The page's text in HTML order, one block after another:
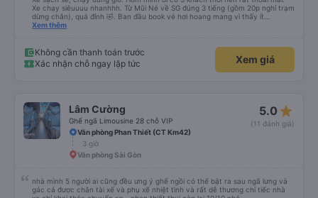
Xe chạy siêuuuu nhanhhh. Từ Mũi Né về SG đúng 3 tiếng (gồm 20p nghỉ trạm
dừng chân), quá đỉnh 🤣. Ban đầu book vé hơi hoang mang vì thấy ít
feedback, cũng ko thấy nhà xe gọi xác nhận. Bên đây tx chỉ gọi trước 30p
toán thành công nha.
Xem thêm
Không cần thanh toán trước
Xác nhận chỗ ngay lập tức
Xem giá
Lâm Cường
Ghế ngã Limousine 28 chỗ VIP
5.0 star_rate
(11 đánh giá)
Văn phòng Phan Thiết (CT Km42)
3 giờ
Văn phòng Sài Gòn
nhà mình 5 người ai cũng đều ưng ý ghế ngồi có thể bật ra sau ngã lưng và
gác cả được chân tài xế và phụ xế nhiệt tình và rất dễ thương chỉ tiếc nhà